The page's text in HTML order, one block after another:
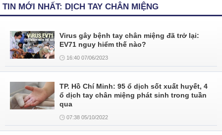
TIN MỚI NHẤT: DỊCH TAY CHÂN MIỆNG
Virus gây bệnh tay chân miệng đã trở lại:
EV71 nguy hiểm thế nào?
16:40 07/06/2023
TP. Hồ Chí Minh: 95 ổ dịch sốt xuất huyết, 4
ổ dịch tay chân miệng phát sinh trong tuần
qua
07:38 05/10/2022